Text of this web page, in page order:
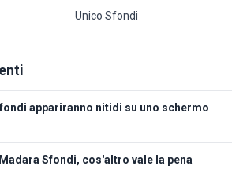
Unico Sfondi
appariranno nitidi su uno schermo
Sfondi, cos'altro vale la pena